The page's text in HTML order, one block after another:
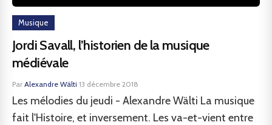
Musique
Jordi Savall, l’historien de la musique
médiévale
Par Alexandre Wälti·13 décembre 2018
Les mélodies du jeudi - Alexandre Wälti La musique
fait l'Histoire, et inversement. Les va-et-vient entre